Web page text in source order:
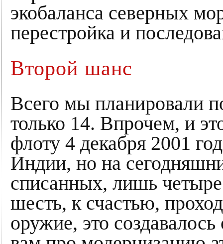
экобаланса северных
перестройка и
Второй шанс
Всего мы планировали
только 14. Впрочем, и
флоту 4 декабря 2001
Индии, но на
списанных, лишь
шесть, к счастью,
оружие, это